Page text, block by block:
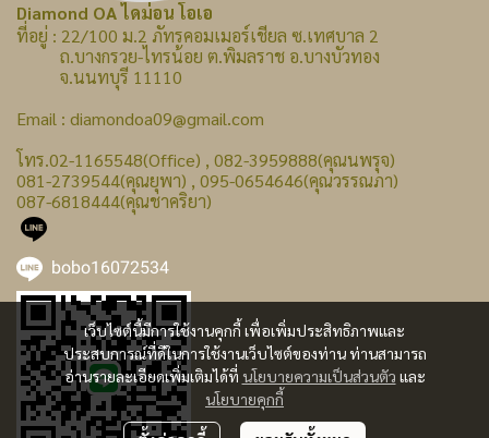
เว็บไซต์นี้มีการใช้งานคุกกี้ เพื่อเพิ่มประสิทธิภาพและ
ประสบการณ์ที่ดีในการใช้งานเว็บไซต์ของท่าน ท่านสามารถ
อ่านรายละเอียดเพิ่มเติมได้ที่ นโยบายความเป็นส่วนตัว และ
นโยบายคุกกี้
Diamond OA ไดม่อน โอเอ
ที่อยู่ : 22/100 ม.2 ภัทรคอมเมอร์เชียล ซ.เทศบาล 2
ถ.บางกรวย-ไทรน้อย ต.พิมลราช อ.บางบัวทอง
จ.นนทบุรี 11110
Email : diamondoa09@gmail.com
โทร.02-1165548(Office) , 082-3959888(คุณนพรุจ)
081-2739544(คุณยุพา) , 095-0654646(คุณวรรณภา)
087-6818444(คุณชาคริยา)
bobo16072534